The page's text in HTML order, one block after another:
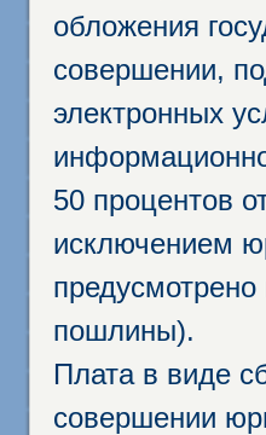
обложения
совершении,
электронных
50 процентов
исключением
пошлины).
Плата в виде
совершении